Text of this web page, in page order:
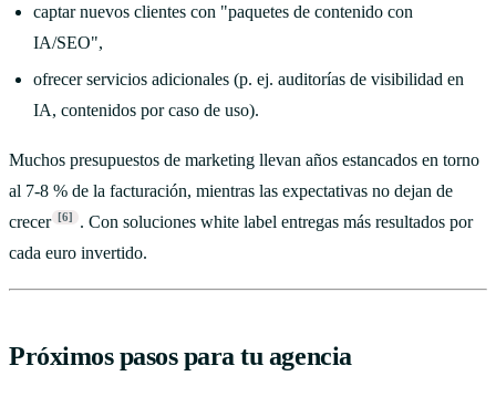
captar nuevos clientes con "paquetes de contenido con
IA/SEO",
ofrecer servicios adicionales (p. ej. auditorías de visibilidad en
IA, contenidos por caso de uso).
Muchos presupuestos de marketing llevan años estancados en torno
al 7-8 % de la facturación, mientras las expectativas no dejan de
crecer [6]
. Con soluciones white label entregas más resultados por
cada euro invertido.
Próximos pasos para tu agencia